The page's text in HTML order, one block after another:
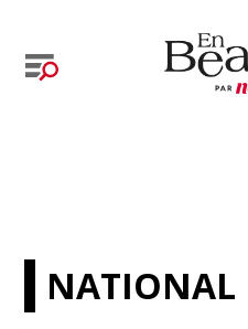
NATIONAL